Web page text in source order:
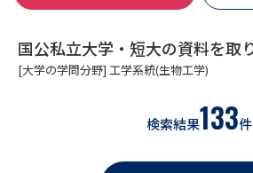
大学・短大の資料種類から請求
総合型選抜・学校推薦型選抜 募
大学入
国公私立大学・短大の資料を取
[大学の学問分野] 工学系統(生物工学)
検索結果133件